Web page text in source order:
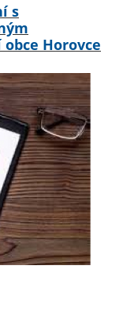
s
Horovce